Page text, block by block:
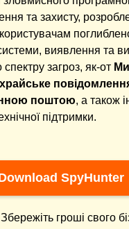
та захисту,
виявлення та
загроз, як-от
поштою, а також
підтримки.
SpyHunter
Збережіть гроші свого